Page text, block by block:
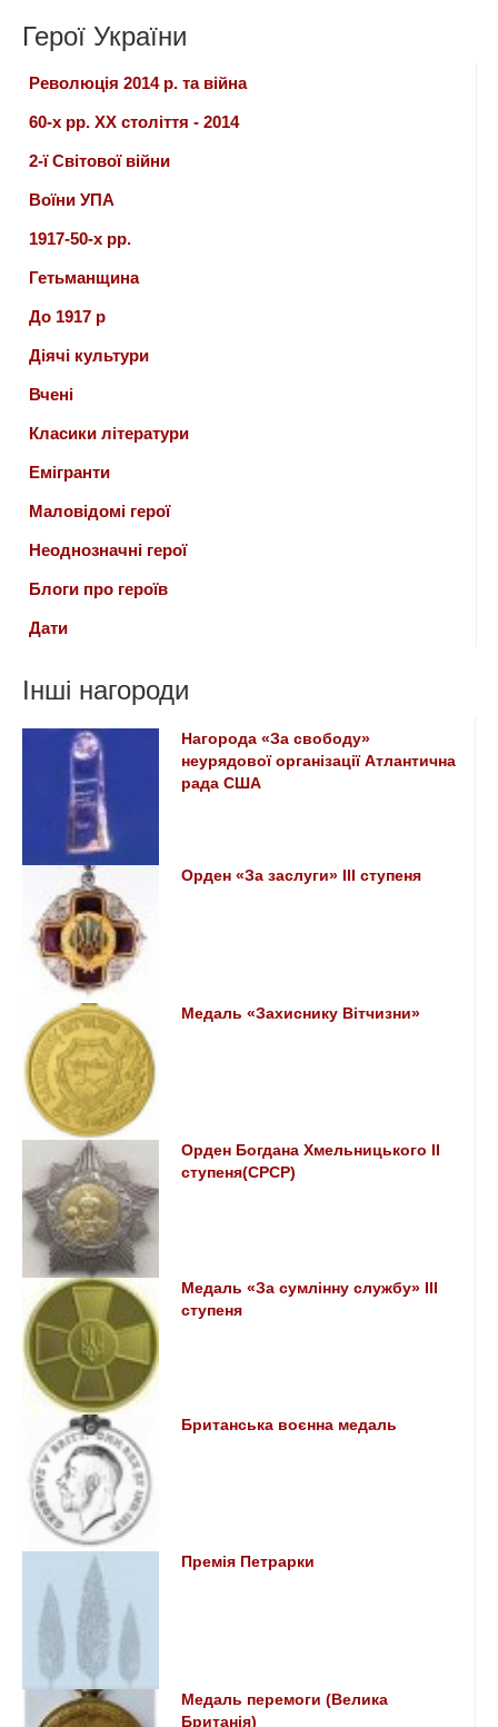
Герої України
Революція 2014 р. та війна
60-х рр. ХХ століття - 2014
2-ї Світової війни
Воїни УПА
1917-50-х рр.
Гетьманщина
До 1917 р
Діячі культури
Вчені
Класики літератури
Емігранти
Маловідомі герої
Неоднозначні герої
Блоги про героїв
Дати
Інші нагороди
Нагорода «За свободу»
неурядової організації Атлантична
рада США
Орден «За заслуги» ІІІ ступеня
Медаль «Захиснику Вітчизни»
Орден Богдана Хмельницького ІІ
ступеня(СРСР)
Медаль «За сумлінну службу» III
ступеня
Британська воєнна медаль
Премія Петрарки
Медаль перемоги (Велика
Британія)